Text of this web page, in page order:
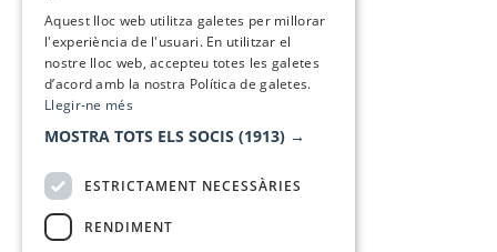
Aquest lloc web utilitza galetes per millorar
l'experiència de l'usuari. En utilitzar el
nostre lloc web, accepteu totes les galetes
d’acord amb la nostra Política de galetes.
Llegir-ne més
MOSTRA TOTS ELS SOCIS (1913) →
ESTRICTAMENT NECESSÀRIES
RENDIMENT